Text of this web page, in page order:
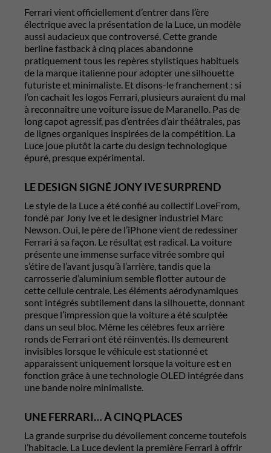
Ferrari vient officiellement d’entrer dans l’ère
électrique avec la présentation de la Luce, un modèle
aussi audacieux que controversé. Cette grande
berline fastback à cinq places abandonne
pratiquement tous les repères stylistiques habituels
de la marque italienne pour adopter une silhouette
futuriste et minimaliste. Et disons-le franchement : si
l’on cachait les logos Ferrari, plusieurs auraient du mal
à reconnaître une voiture issue de Maranello. Pas de
long capot agressif, pas d’entrées d’air théâtrales, pas
de lignes organiques inspirées de la compétition. La
Luce joue plutôt la carte du design technologique
épuré, presque expérimental.
LE DESIGN SIGNÉ JONY IVE SURPREND
Le style de la Luce a été confié au collectif LoveFrom,
fondé par Jony Iveet le designer industriel Marc
Newson. Oui, le père de l’iPhone vient de redessiner
Ferrari à sa façon. Le résultat est radical. La voiture
présente une immense surface vitrée sombre qui
s’étire de l’avant jusqu’à l’arrière, tandis que la
carrosserie d’aluminium semble flotter autour de
cette cellule centrale. Les éléments aérodynamiques
sont intégrés subtilement dans la silhouette, donnant
presque l’impression que la voiture a été sculptée
dans un seul bloc. Même les célèbres feux arrière
ronds de Ferrari ont été réinventés. Ils demeurent
invisibles lorsque le véhicule est stationné et
apparaissent uniquement lorsque la voiture est en
fonction grâce à une technologie OLED intégrée dans
une bande noire minimaliste.
UNE FERRARI… À CINQ PLACES
La grande surprise du dévoilement concerne toutefois
l’habitacle. La Luce devient la première Ferrari à offrir